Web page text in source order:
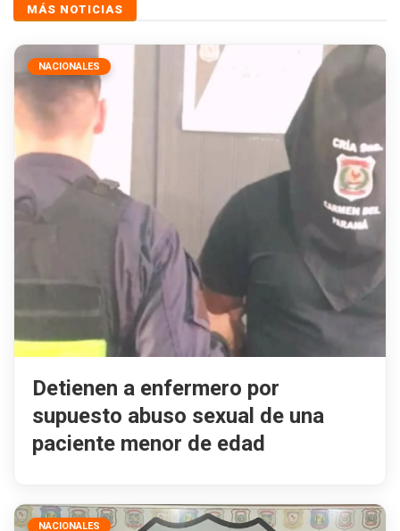
MÁS NOTICIAS
NACIONALES
Detienen a enfermero por
supuesto abuso sexual de una
paciente menor de edad
NACIONALES